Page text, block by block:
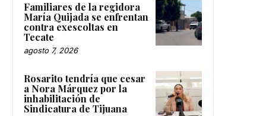
Familiares de la regidora
María Quijada se enfrentan
contra exescoltas en
Tecate
agosto 7, 2026
Rosarito tendría que cesar
a Nora Márquez por la
inhabilitación de
Sindicatura de Tijuana